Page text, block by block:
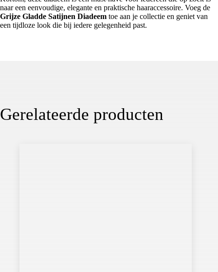
naar een eenvoudige, elegante en praktische haaraccessoire. Voeg de
Grijze Gladde Satijnen Diadeem toe aan je collectie en geniet van
een tijdloze look die bij iedere gelegenheid past.
Gerelateerde producten